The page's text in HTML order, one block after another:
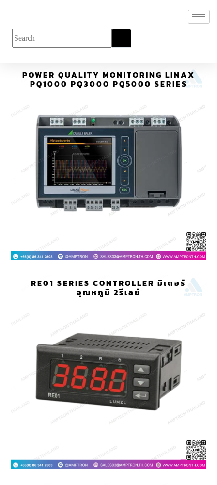
POWER QUALITY MONITORING LINAX
PQ1000 PQ3000 PQ5000 SERIES
RE01 SERIES CONTROLLER มิเตอร์
อุณหภูมิ 2รีเลย์